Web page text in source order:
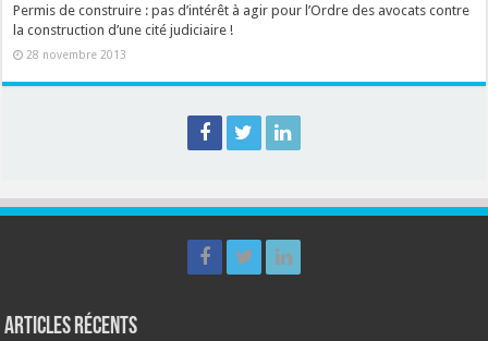
Permis de construire : pas d’intérêt à agir pour l’Ordre des avocats contre
la construction d’une cité judiciaire !
28 novembre 2013
Articles récents